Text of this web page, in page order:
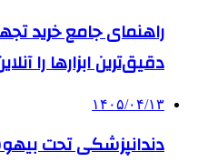
راهنمای جامع خرید
دقیق‌ترین ابزارها را
۱۴۰۵/۰۴/۱۳
دندانپزشکی تحت